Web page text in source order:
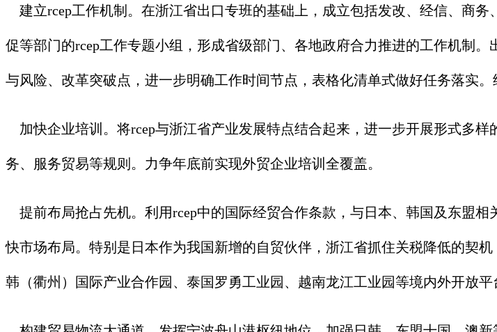
建立rcep工作机制。在浙江省出口专班的基础上，成立包括发改、经信、商
促等部门的rcep工作专题小组，形成省级部门、各地政府合力推进的工作机制
与风险、改革突破点，进一步明确工作时间节点，表格化清单式做好任务落实
加快企业培训。将rcep与浙江省产业发展特点结合起来，进一步开展形式多
务、服务贸易等规则。力争年底前实现外贸企业培训全覆盖。
提前布局抢占先机。利用rcep中的国际经贸合作条款，与日本、韩国及东盟
快市场布局。特别是日本作为我国新增的自贸伙伴，浙江省抓住关税降低的契
韩（衢州）国际产业合作园、泰国罗勇工业园、越南龙江工业园等境内外开放